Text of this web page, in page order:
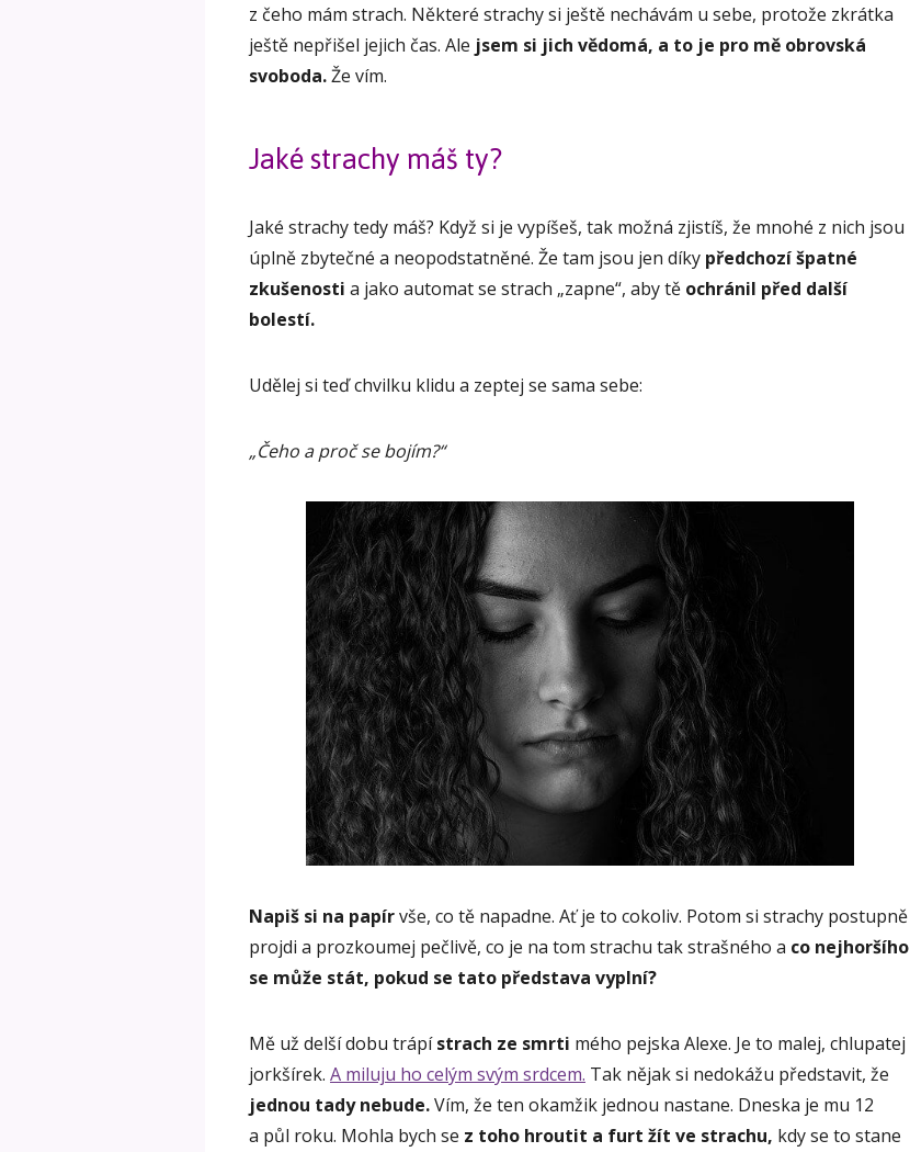
z čeho mám strach. Některé strachy si ještě nechávám u sebe, protože zkrátka
ještě nepřišel jejich čas. Ale jsem si jich vědomá, a to je pro mě obrovská
svoboda.Že vím.
Jaké strachy máš ty?
Jaké strachy tedy máš? Když si je vypíšeš, tak možná zjistíš, že mnohé z nich jsou
úplně zbytečné a neopodstatněné. Že tam jsou jen díky předchozí špatné
zkušenosti a jako automat se strach „zapne“, aby tě ochránil před další
bolestí.
Udělej si teď chvilku klidu a zeptej se sama sebe:
„Čeho a proč se bojím?“
Napiš si na papírvše, co tě napadne. Ať je to cokoliv. Potom si strachy postupně
projdi a prozkoumej pečlivě, co je na tom strachu tak strašného a co nejhoršího
se může stát, pokud se tato představa vyplní?
Mě už delší dobu trápístrach ze smrti mého pejska Alexe. Je to malej, chlupatej
jorkšírek. A miluju ho celým svým srdcem. Tak nějak si nedokážu představit, že
jednou tady nebude.Vím, že ten okamžik jednou nastane. Dneska je mu 12
a půl roku. Mohla bych se z toho hroutit a furt žít ve strachu, kdy se to stane